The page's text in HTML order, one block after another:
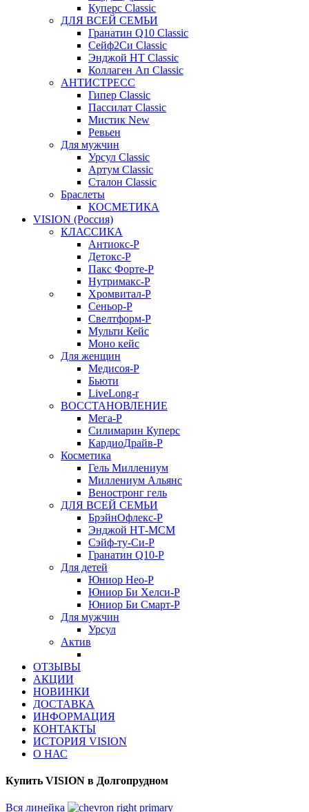
Куперс Classic
ДЛЯ ВСЕЙ СЕМЬИ
Гранатин Q10 Classic
Сейф2Си Classic
Энджой НТ Classic
Коллаген Ап Classic
АНТИСТРЕСС
Гипер Classic
Пассилат Classic
Мистик New
Ревьен
Для мужчин
Урсул Classic
Артум Classic
Сталон Classic
Браслеты
КОСМЕТИКА
VISION (Россия)
КЛАССИКА
Антиокс-Р
Детокс-Р
Пакс Форте-Р
Нутримакс-Р
Хромвитал-Р
Сеньор-Р
Свелтформ-Р
Мульти Кейс
Моно кейс
Для женщин
Медисоя-Р
Бьюти
LiveLong-r
ВОССТАНОВЛЕНИЕ
Мега-Р
Силимарин Куперс
КардиоДрайв-Р
Косметика
Гель Миллениум
Миллениум Альянс
Веностронг гель
ДЛЯ ВСЕЙ СЕМЬИ
БрэйнОфлекс-Р
Энджой НТ-МСМ
Сэйф-ту-Си-Р
Гранатин Q10-Р
Для детей
Юниор Нео-Р
Юниор Би Хелси-Р
Юниор Би Смарт-Р
Для мужчин
Урсул
Актив
ОТЗЫВЫ
АКЦИИ
НОВИНКИ
ДОСТАВКА
ИНФОРМАЦИЯ
КОНТАКТЫ
ИСТОРИЯ VISION
О НАС
Купить VISION в Долгопрудном
Вся линейка